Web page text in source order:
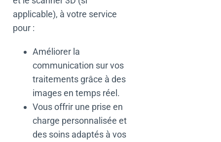
applicable), à votre service
pour :
Améliorer la
communication sur vos
traitements grâce à des
images en temps réel.
Vous offrir une prise en
charge personnalisée et
des soins adaptés à vos